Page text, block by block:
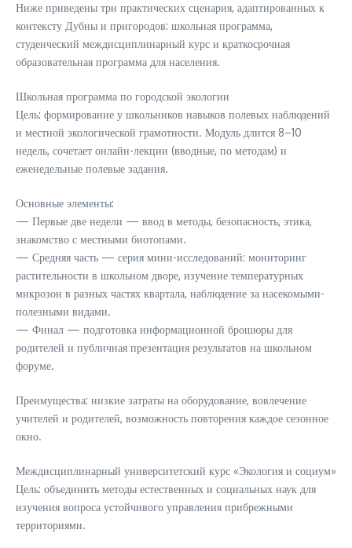
Ниже приведены три практических сценария, адаптированных к
контексту Дубны и пригородов: школьная программа,
студенческий междисциплинарный курс и краткосрочная
образовательная программа для населения.
Школьная программа по городской экологии
Цель: формирование у школьников навыков полевых наблюдений
и местной экологической грамотности. Модуль длится 8–10
недель, сочетает онлайн-лекции (вводные, по методам) и
еженедельные полевые задания.
Основные элементы:
— Первые две недели — ввод в методы, безопасность, этика,
знакомство с местными биотопами.
— Средняя часть — серия мини-исследований: мониторинг
растительности в школьном дворе, изучение температурных
микрозон в разных частях квартала, наблюдение за насекомыми-
полезными видами.
— Финал — подготовка информационной брошюры для
родителей и публичная презентация результатов на школьном
форуме.
Преимущества: низкие затраты на оборудование, вовлечение
учителей и родителей, возможность повторения каждое сезонное
окно.
Междисциплинарный университетский курс «Экология и социум»
Цель: объединить методы естественных и социальных наук для
изучения вопроса устойчивого управления прибрежными
территориями.